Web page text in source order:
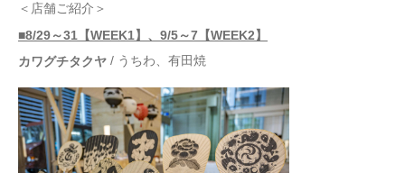
＜店舗ご紹介＞
■8/29～31【WEEK1】、9/5～7【WEEK2】
カワグチタクヤ / うちわ、有田焼